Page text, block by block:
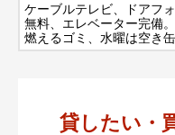
ケーブルテレビ、ドアフ
無料、エレベーター完備
燃えるゴミ、水曜は空き
貸したい・